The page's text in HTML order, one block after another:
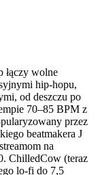
wolne
hip-hopu,
od deszczu po
70–85 BPM z
przez
beatmakera J
na
ChilledCow (teraz
lo-fi do 7,5